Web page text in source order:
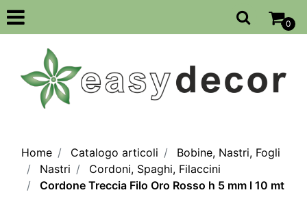
Open
0
Home Catalogo articoli
Bobine, Nastri, Fogli
Nastri
Cordoni, Spaghi, Filaccini
Cordone Treccia Filo Oro Rosso h 5 mm l 10 mt